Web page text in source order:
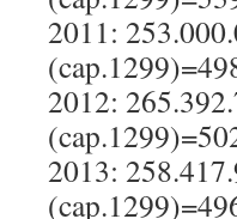
2011:
2012:
2013: